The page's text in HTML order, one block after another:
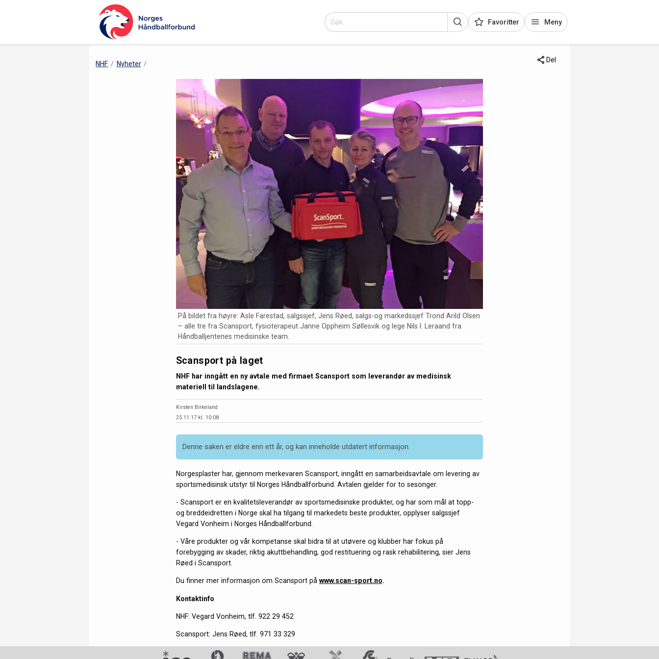
Favoritter Meny
NHF Nyheter Del
På bildet fra høyre: Asle Farestad, salgssjef, Jens Røed, salgs-og markedssjef Trond Arild Olsen
– alle tre fra Scansport, fysioterapeut Janne Oppheim Søllesvik og lege Nils I. Leraand fra
Håndballjentenes medisinske team.
Scansport på laget
NHF har inngått en ny avtale med firmaet Scansport som leverandør av medisinsk
materiell til landslagene.
Kirsten Birkeland
25.11.17 kl. 10:08
Denne saken er eldre enn ett år, og kan inneholde utdatert informasjon.
Norgesplaster har, gjennom merkevaren Scansport, inngått en samarbeidsavtale om levering av
sportsmedisinsk utstyr til Norges Håndballforbund. Avtalen gjelder for to sesonger.
- Scansport er en kvalitetsleverandør av sportsmedisinske produkter, og har som mål at topp-
og breddeidretten i Norge skal ha tilgang til markedets beste produkter, opplyser salgssjef
Vegard Vonheim i Norges Håndballforbund.
- Våre produkter og vår kompetanse skal bidra til at utøvere og klubber har fokus på
forebygging av skader, riktig akuttbehandling, god restituering og rask rehabilitering, sier Jens
Røed i Scansport.
Du finner mer informasjon om Scansport på www.scan-sport.no.
Kontaktinfo
NHF: Vegard Vonheim, tlf. 922 29 452
Scansport: Jens Røed, tlf. 971 33 329